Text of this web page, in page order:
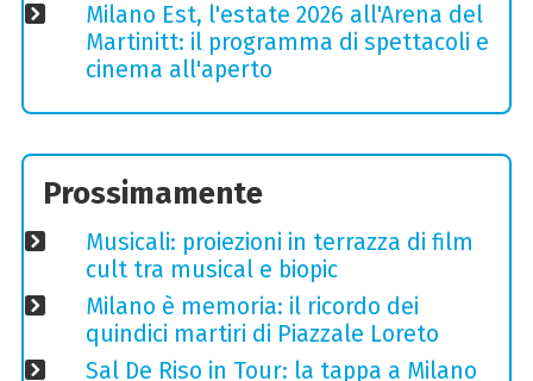
Milano Est, l'estate 2026 all'Arena del
Martinitt: il programma di spettacoli e
cinema all'aperto
Prossimamente
Musicali: proiezioni in terrazza di film
cult tra musical e biopic
Milano è memoria: il ricordo dei
quindici martiri di Piazzale Loreto
Sal De Riso in Tour: la tappa a Milano